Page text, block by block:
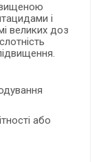
і
великих доз
або